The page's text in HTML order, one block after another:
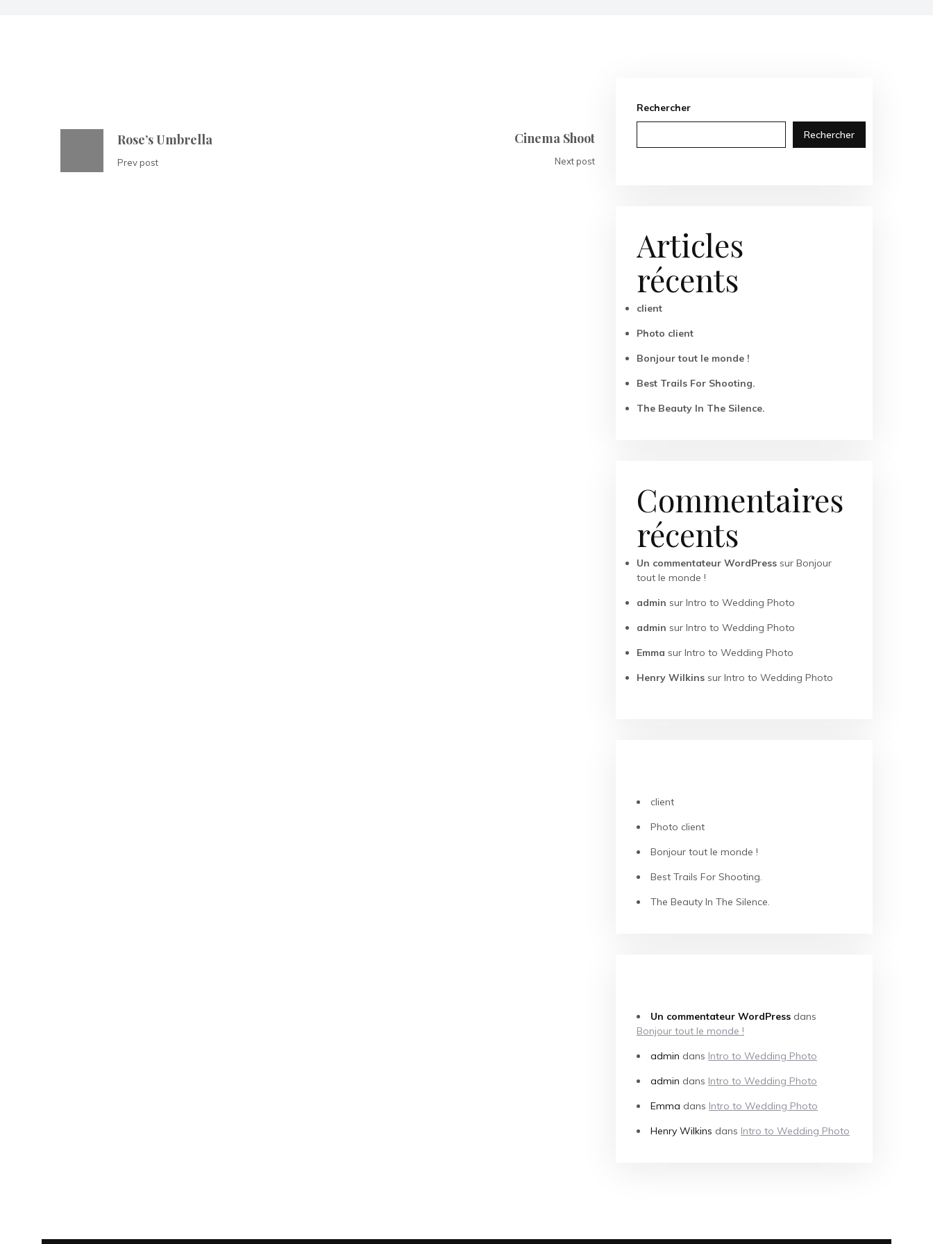
Rose’s Umbrella
Prev post
Cinema Shoot
Next post
Rechercher
Rechercher
Articles
récents
client
Photo client
Bonjour tout le monde !
Best Trails For Shooting.
The Beauty In The Silence.
Commentaires
récents
Un commentateur WordPress sur Bonjour
tout le monde !
admin sur Intro to Wedding Photo
admin sur Intro to Wedding Photo
Emma sur Intro to Wedding Photo
Henry Wilkins sur Intro to Wedding Photo
client
Photo client
Bonjour tout le monde !
Best Trails For Shooting.
The Beauty In The Silence.
Un commentateur WordPress dans
Bonjour tout le monde !
admin dans Intro to Wedding Photo
admin dans Intro to Wedding Photo
Emma dans Intro to Wedding Photo
Henry Wilkins dans Intro to Wedding Photo